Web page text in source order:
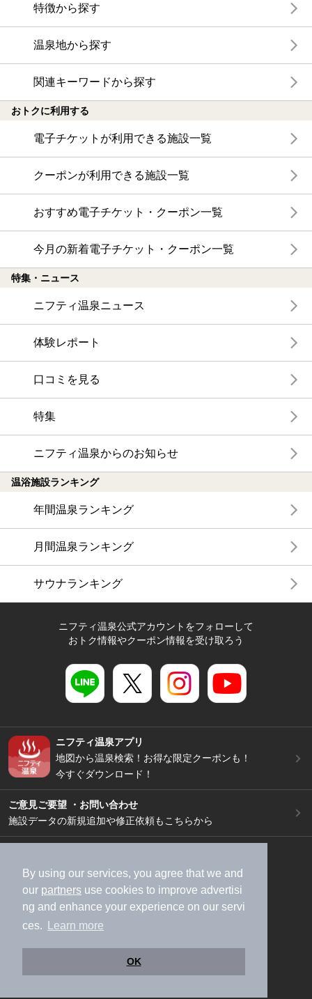
By using our services, you agree that we and
our partners use cookies to improve advertisi
ng and enhance your experience on our servi
ces.
Learn more
OK
特徴から探す
温泉地から探す
関連キーワードから探す
おトクに利用する
電子チケットが利用できる施設一覧
クーポンが利用できる施設一覧
おすすめ電子チケット・クーポン一覧
今月の新着電子チケット・クーポン一覧
特集・ニュース
ニフティ温泉ニュース
体験レポート
口コミを見る
特集
ニフティ温泉からのお知らせ
温浴施設ランキング
年間温泉ランキング
月間温泉ランキング
サウナランキング
ニフティ温泉公式アカウントをフォローして
おトク情報やクーポン情報を受け取ろう
ニフティ温泉アプリ
地図から温泉検索！お得な限定クーポンも！
今すぐダウンロード！
ご意見ご要望 ・お問い合わせ
施設データの新規追加や修正依頼もこちらから
加盟店募集（資料請求）
広告出稿のご案内
利用規約
ライフスタイルMEMBERS+規約
特定商取引法に基づく表記
ヘルプ
採用情報
運営会社